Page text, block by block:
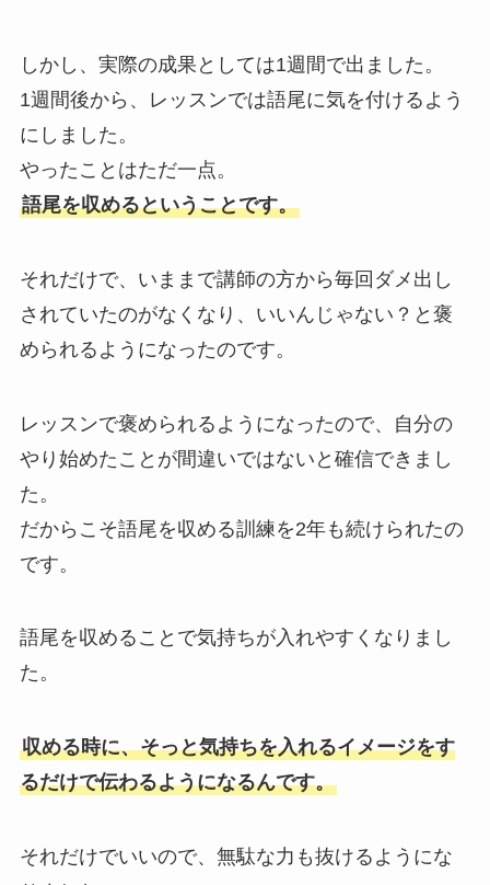
しかし、実際の成果としては1週間で出ました。
1週間後から、レッスンでは語尾に気を付けるよう
にしました。
やったことはただ一点。
語尾を収めるということです。
それだけで、いままで講師の方から毎回ダメ出し
されていたのがなくなり、いいんじゃない？と褒
められるようになったのです。
レッスンで褒められるようになったので、自分の
やり始めたことが間違いではないと確信できまし
た。
だからこそ語尾を収める訓練を2年も続けられたの
です。
語尾を収めることで気持ちが入れやすくなりまし
た。
収める時に、そっと気持ちを入れるイメージをす
るだけで伝わるようになるんです。
それだけでいいので、無駄な力も抜けるようにな